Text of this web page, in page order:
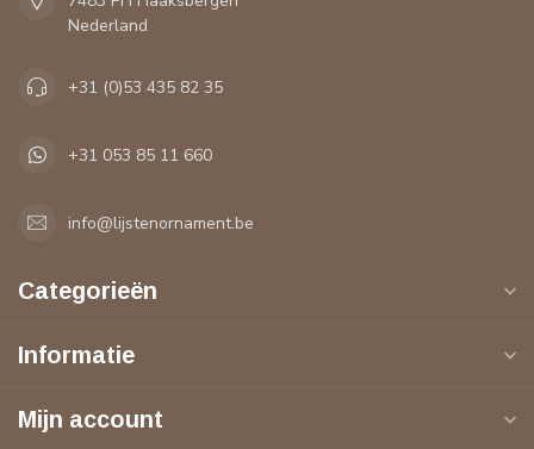
Nederland
+31 (0)53 435 82 35
+31 053 85 11 660
info@lijstenornament.be
Categorieën
Informatie
Mijn account